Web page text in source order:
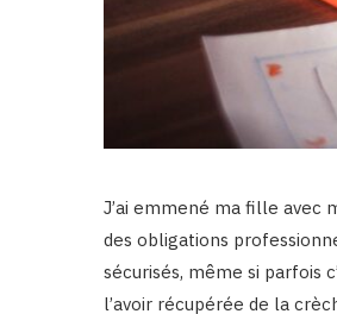
J’ai emmené ma fille avec
des obligations
sécurisés, même si parfois
l’avoir récupérée de la